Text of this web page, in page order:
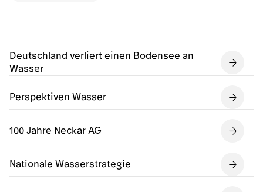
Deutschland verliert einen Bodensee an
Wasser
Perspektiven Wasser
100 Jahre Neckar AG
Nationale Wasserstrategie